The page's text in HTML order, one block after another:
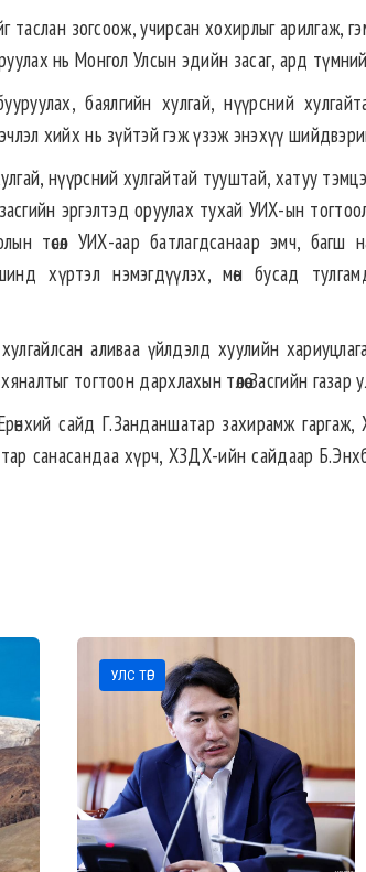
таслан зогсоож, учирсан хохирлыг арилгаж,
нь Монгол Улсын эдийн засаг, ард
баялгийн хулгай, нүүрсний
хийх нь зүйтэй гэж үзэж энэхүү
нүүрсний хулгайтай тууштай, хатуу
эргэлтэд оруулах тухай УИХ-ын
төсөл УИХ-аар батлагдсанаар эмч,
хүртэл нэмэгдүүлэх, мөн бусад
аливаа үйлдэлд хуулийн
тогтоон дархлахын төлөө Засгийн
сайд Г.Занданшатар захирамж гаргаж,
санасандаа хүрч, ХЗДХ-ийн сайдаар
УЛС ТӨР